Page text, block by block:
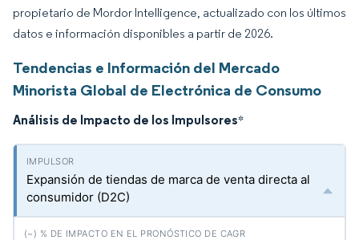
propietario de Mordor Intelligence, actualizado con los últimos
datos e información disponibles a partir de 2026.
Tendencias e Información del Mercado
Minorista Global de Electrónica de Consumo
Análisis de Impacto de los Impulsores*
Expansión de tiendas de marca de venta directa al
consumidor (D2C)